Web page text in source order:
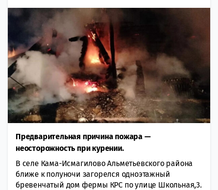
Предварительная причина пожара —
неосторожность при курении.
В селе Кама-Исмагилово Альметьевского района
ближе к полуночи загорелся одноэтажный
бревенчатый дом фермы КРС по улице Школьная,3.